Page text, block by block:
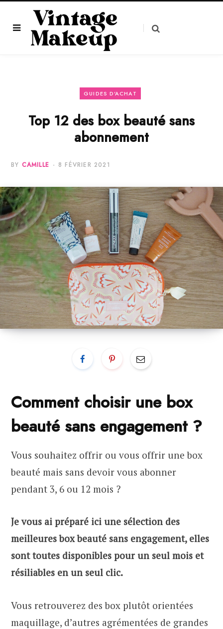
GUIDES D'ACHAT
Top 12 des box beauté sans
abonnement
BY CAMILLE 8 FÉVRIER 2021
Comment choisir une box
beauté sans engagement ?
Vous souhaitez offrir ou vous offrir une box
beauté mais sans devoir vous abonner
pendant 3, 6 ou 12 mois ?
Je vous ai préparé ici une sélection des
meilleures box beauté sans engagement, elles
sont toutes disponibles pour un seul mois et
résiliables en un seul clic.
Vous retrouverez des box plutôt orientées
maquillage, d’autres agrémentées de grandes